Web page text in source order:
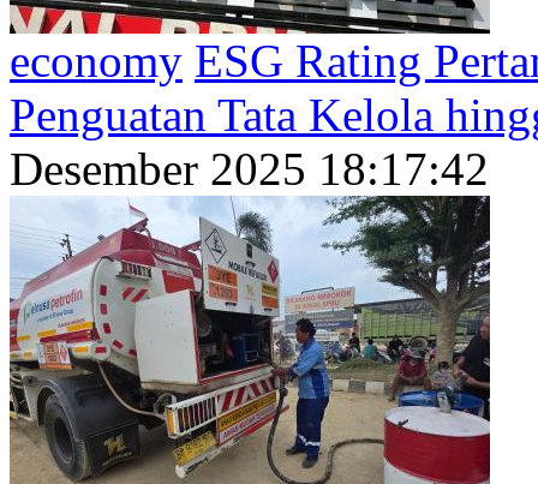
economy ESG Rating
Penguatan Tata Kelola
Desember 2025 18:17:42